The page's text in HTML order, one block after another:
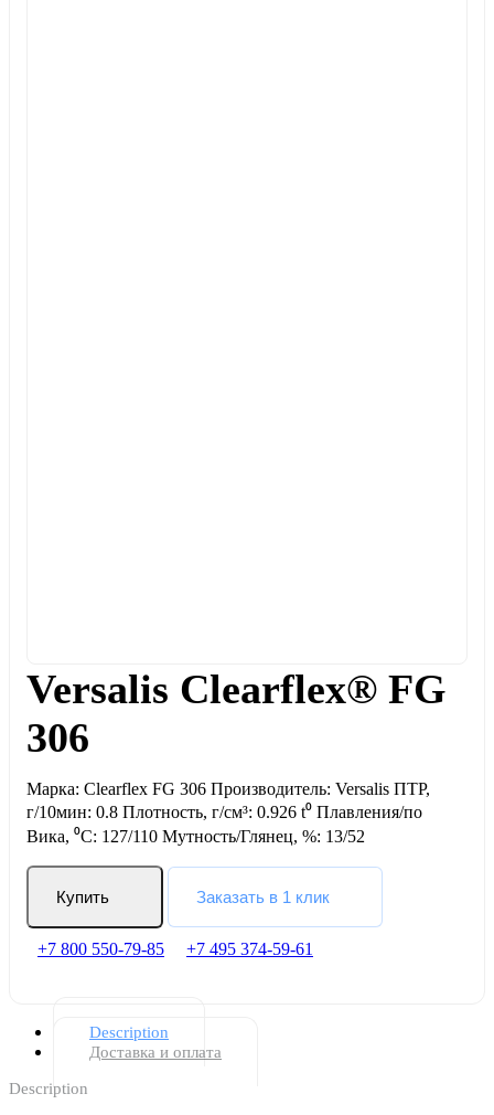
Versalis Clearflex® FG
306
Марка: Clearflex FG 306 Производитель: Versalis ПТР,
г/10мин: 0.8 Плотность, г/см³: 0.926 t⁰ Плавления/по
Вика, ⁰С: 127/110 Мутность/Глянец, %: 13/52
Купить Заказать в 1 клик
+7 800 550-79-85 +7 495 374-59-61
Description
Доставка и оплата
Description